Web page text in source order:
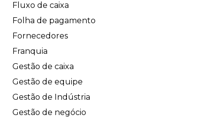
Fluxo de caixa
Folha de pagamento
Fornecedores
Franquia
Gestão de caixa
Gestão de equipe
Gestão de Indústria
Gestão de negócio